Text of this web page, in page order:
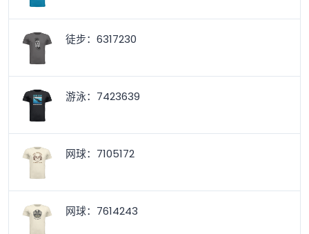
徒步：6317230
游泳：7423639
网球：7105172
网球：7614243